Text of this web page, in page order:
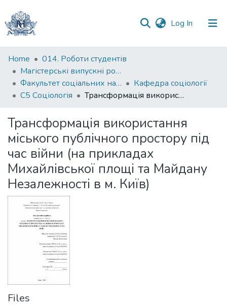
Log In (current)
Communities
&
Collections
All of DSpace
Statistics
Home
014. Роботи студентів
Магістерські випускні роботи
Факультет соціальних наук і соціальних технологій
Кафедра соціології
С5 Соціологія
Трансформація використання міського публічного простору під час війни (на прикладах Михайлівської площі та Майдану Незалежності в м. Київ)
Трансформація використання
міського публічного простору під
час війни (на прикладах
Михайлівської площі та Майдану
Незалежності в м. Київ)
Files